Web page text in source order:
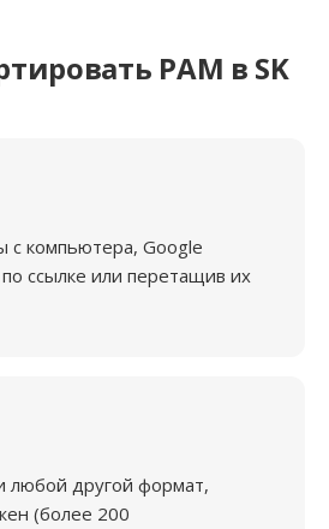
PAM в SK
с компьютера, Google
ссылке или перетащив их
любой другой формат,
(более 200